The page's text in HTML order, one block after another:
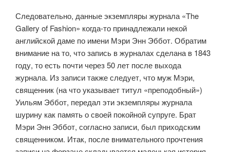
Следовательно, данные экземпляры журнала «The
Gallery of Fashion» когда-то принадлежали некой
английской даме по имени Мэри Энн Эббот. Обратим
внимание на то, что запись в журналах сделана в 1843
году, то есть почти через 50 лет после выхода
журнала. Из записи также следует, что муж Мэри,
священник (на что указывает титул «преподобный»)
Уильям Эббот, передал эти экземпляры журнала
шурину как память о своей покойной супруге. Брат
Мэри Энн Эббот, согласно записи, был приходским
священником. Итак, после внимательного прочтения